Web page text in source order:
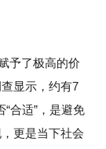
予了极高的价
显示，约有7
合适”，是避免
更是当下社会